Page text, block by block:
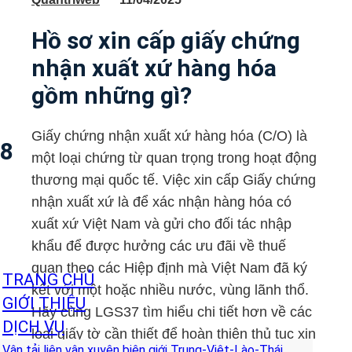
8
TRANG CHỦ
GIỚI THIỆU
DỊCH VỤ
Hồ sơ xin cấp giấy chứng
nhận xuất xứ hàng hóa
gồm những gì?
Giấy chứng nhận xuất xứ hàng hóa (C/O) là
một loại chứng từ quan trọng trong hoạt động
thương mại quốc tế. Việc xin cấp Giấy chứng
nhận xuất xứ là để xác nhận hàng hóa có
xuất xứ Việt Nam và gửi cho đối tác nhập
khẩu để được hưởng các ưu đãi về thuế
quan theo các Hiệp định mà Việt Nam đã ký
kết với một hoặc nhiều nước, vùng lãnh thổ.
Hãy cùng LGS37 tìm hiểu chi tiết hơn về các
loại giấy tờ cần thiết để hoàn thiện thủ tục xin